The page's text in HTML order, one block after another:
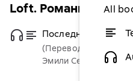
All
Loft. Романы Эмили
Последний вечер в
(Переводчик)
Эмили Сент-Джон